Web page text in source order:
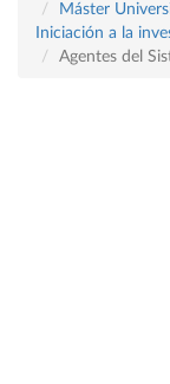
Máster
Iniciación a la
Agentes del